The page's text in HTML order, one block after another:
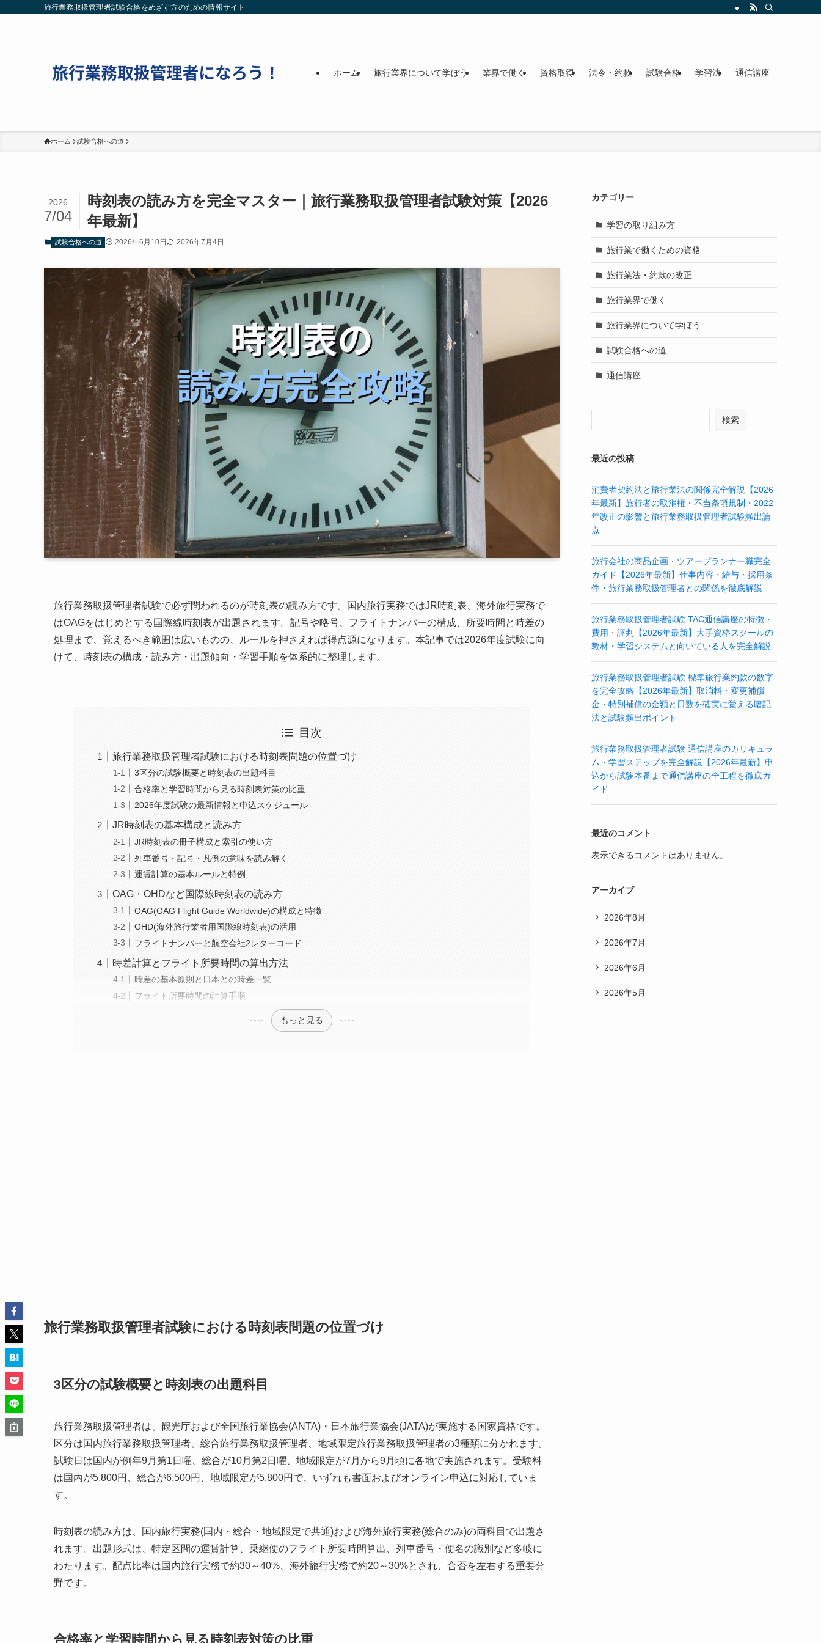
旅行業務取扱管理者試験合格をめざす方のための情報サイト
ホーム 旅行業界について学ぼう 業界で働く 資格取得 法令・約款 試験合格 学習法 通信講座
ホーム 試験合格への道
時刻表の読み方を完全マスター｜旅行業務取扱管理者試験対策【2026
年最新】
2026
7/04
試験合格への道 2026年6月10日 2026年7月4日
旅行業務取扱管理者試験で必ず問われるのが時刻表の読み方です。国内旅行実務ではJR時刻表、海外旅行実務で
はOAGをはじめとする国際線時刻表が出題されます。記号や略号、フライトナンバーの構成、所要時間と時差の
処理まで、覚えるべき範囲は広いものの、ルールを押さえれば得点源になります。本記事では2026年度試験に向
けて、時刻表の構成・読み方・出題傾向・学習手順を体系的に整理します。
目次
旅行業務取扱管理者試験における時刻表問題の位置づけ
3区分の試験概要と時刻表の出題科目
合格率と学習時間から見る時刻表対策の比重
2026年度試験の最新情報と申込スケジュール
JR時刻表の基本構成と読み方
JR時刻表の冊子構成と索引の使い方
列車番号・記号・凡例の意味を読み解く
運賃計算の基本ルールと特例
OAG・OHDなど国際線時刻表の読み方
OAG(OAG Flight Guide Worldwide)の構成と特徴
OHD(海外旅行業者用国際線時刻表)の活用
フライトナンバーと航空会社2レターコード
時差計算とフライト所要時間の算出方法
時差の基本原則と日本との時差一覧
フライト所要時間の計算手順
もっと見る
旅行業務取扱管理者試験における時刻表問題の位置づけ
3区分の試験概要と時刻表の出題科目
旅行業務取扱管理者は、観光庁および全国旅行業協会(ANTA)・日本旅行業協会(JATA)が実施する国家資格です。
区分は国内旅行業務取扱管理者、総合旅行業務取扱管理者、地域限定旅行業務取扱管理者の3種類に分かれます。
試験日は国内が例年9月第1日曜、総合が10月第2日曜、地域限定が7月から9月頃に各地で実施されます。受験料
は国内が5,800円、総合が6,500円、地域限定が5,800円で、いずれも書面およびオンライン申込に対応していま
す。
時刻表の読み方は、国内旅行実務(国内・総合・地域限定で共通)および海外旅行実務(総合のみ)の両科目で出題さ
れます。出題形式は、特定区間の運賃計算、乗継便のフライト所要時間算出、列車番号・便名の識別など多岐に
わたります。配点比率は国内旅行実務で約30～40%、海外旅行実務で約20～30%とされ、合否を左右する重要分
野です。
合格率と学習時間から見る時刻表対策の比重
カテゴリー
学習の取り組み方
旅行業で働くための資格
旅行業法・約款の改正
旅行業界で働く
旅行業界について学ぼう
試験合格への道
通信講座
検索
最近の投稿
消費者契約法と旅行業法の関係完全解説【2026
年最新】旅行者の取消権・不当条項規制・2022
年改正の影響と旅行業務取扱管理者試験頻出論
点
旅行会社の商品企画・ツアープランナー職完全
ガイド【2026年最新】仕事内容・給与・採用条
件・旅行業務取扱管理者との関係を徹底解説
旅行業務取扱管理者試験 TAC通信講座の特徴・
費用・評判【2026年最新】大手資格スクールの
教材・学習システムと向いている人を完全解説
旅行業務取扱管理者試験 標準旅行業約款の数字
を完全攻略【2026年最新】取消料・変更補償
金・特別補償の金額と日数を確実に覚える暗記
法と試験頻出ポイント
旅行業務取扱管理者試験 通信講座のカリキュラ
ム・学習ステップを完全解説【2026年最新】申
込から試験本番まで通信講座の全工程を徹底ガ
イド
最近のコメント
表示できるコメントはありません。
アーカイブ
2026年8月
2026年7月
2026年6月
2026年5月